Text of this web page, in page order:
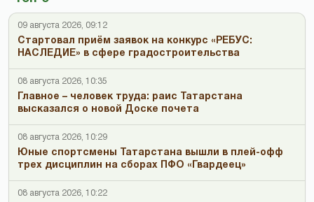
09 августа 2026, 09:12
Стартовал приём заявок на конкурс «РЕБУС:
НАСЛЕДИЕ» в сфере градостроительства
08 августа 2026, 10:35
Главное – человек труда: раис Татарстана
высказался о новой Доске почета
08 августа 2026, 10:29
Юные спортсмены Татарстана вышли в плей-офф
трех дисциплин на сборах ПФО «Гвардеец»
08 августа 2026, 10:22